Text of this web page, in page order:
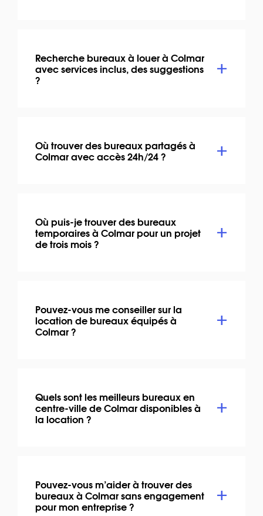
Recherche bureaux à louer à Colmar
avec services inclus, des suggestions
?
Où trouver des bureaux partagés à
Colmar avec accès 24h/24 ?
Où puis-je trouver des bureaux
temporaires à Colmar pour un projet
de trois mois ?
Pouvez-vous me conseiller sur la
location de bureaux équipés à
Colmar ?
Quels sont les meilleurs bureaux en
centre-ville de Colmar disponibles à
la location ?
Pouvez-vous m’aider à trouver des
bureaux à Colmar sans engagement
pour mon entreprise ?